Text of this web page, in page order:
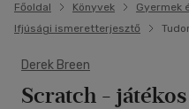
Főoldal Könyvek
Gyermek
Ifjúsági ismeretterjesztő
Derek Breen
Scratch -